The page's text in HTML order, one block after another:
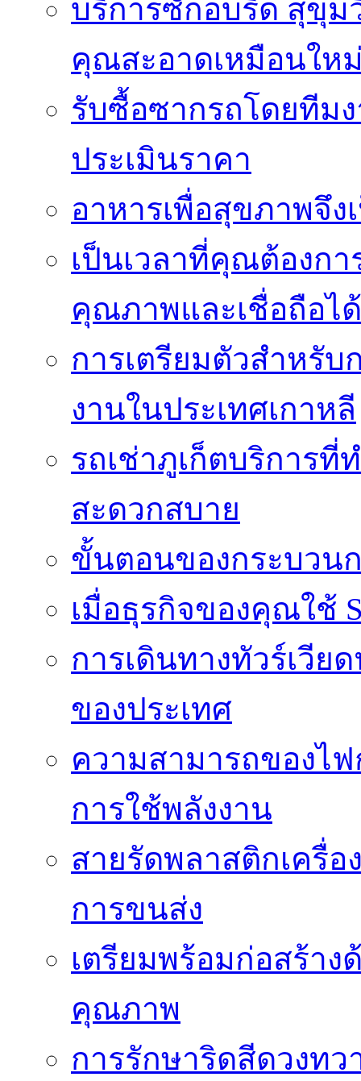
บริการซักอบรีด สุขุ
คุณสะอาดเหมือนให
รับซื้อซากรถโดยทีม
ประเมินราคา
อาหารเพื่อสุขภาพจึ
เป็นเวลาที่คุณต้องก
คุณภาพและเชื่อถือได้
การเตรียมตัวสำหรับ
งานในประเทศเกาหลี
รถเช่าภูเก็ตบริการ
สะดวกสบาย
ขั้นตอนของกระบวน
เมื่อธุรกิจของคุณใช้
การเดินทางทัวร์เวี
ของประเทศ
ความสามารถของไ
การใช้พลังงาน
สายรัดพลาสติกเครื่
การขนส่ง
เตรียมพร้อมก่อสร้า
คุณภาพ
การรักษาริดสีดวงทว